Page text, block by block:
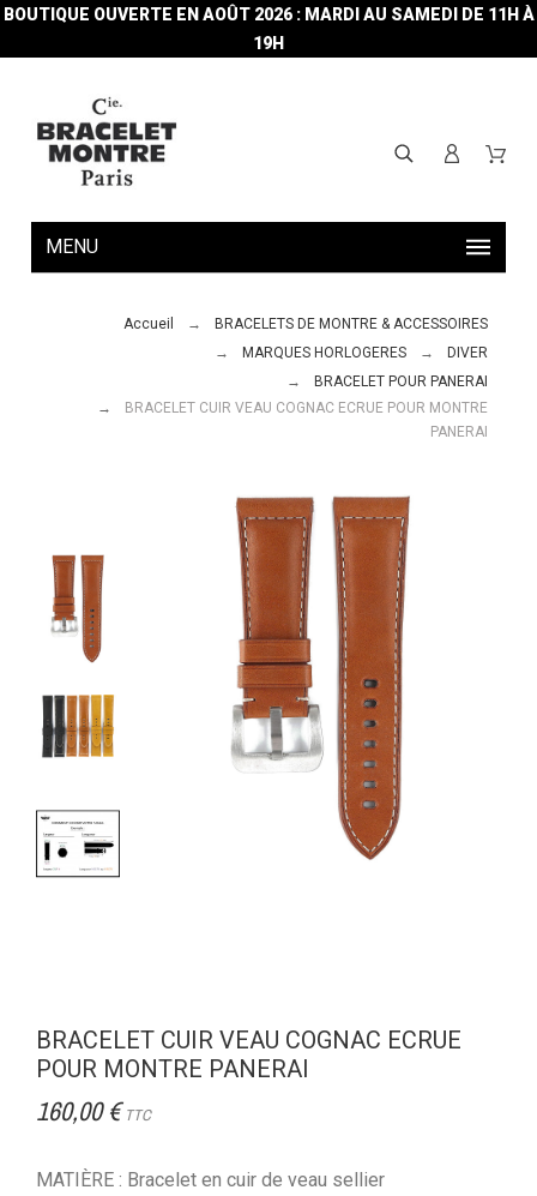
BOUTIQUE OUVERTE EN AOÛT 2026 : MARDI AU SAMEDI DE 11H À
19H
MENU
Accueil
BRACELETS DE MONTRE & ACCESSOIRES
MARQUES HORLOGERES
DIVER
BRACELET POUR PANERAI
BRACELET CUIR VEAU COGNAC ECRUE POUR MONTRE
PANERAI
BRACELET CUIR VEAU COGNAC ECRUE
POUR MONTRE PANERAI
160,00 € TTC
MATIÈRE : Bracelet en cuir de veau sellier